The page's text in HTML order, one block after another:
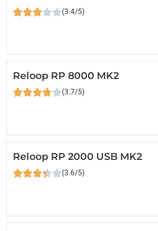
(3.4/5)
Reloop RP 8000 MK2
(3.7/5)
Reloop RP 2000 USB MK2
(3.6/5)